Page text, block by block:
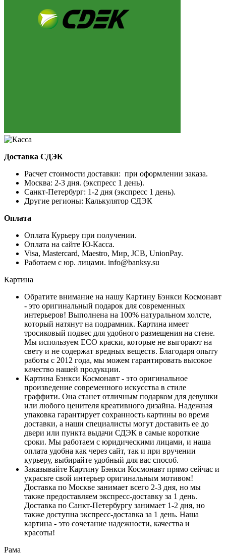
Доставка СДЭК
Расчет стоимости доставки: при оформлении заказа.
Москва: 2-3 дня. (экспресс 1 день).
Санкт-Петербург: 1-2 дня (экспресс 1 день).
Другие регионы: Калькулятор СДЭК
Оплата
Оплата Курьеру при получении.
Оплата на сайте Ю-Касса.
Visa, Mastercard, Maestro, Мир, JCB, UnionPay.
Работаем с юр. лицами. info@banksy.su
Картина
Обратите внимание на нашу Картину Бэнкси Космонавт
- это оригинальный подарок для современных
интерьеров! Выполнена на 100% натуральном холсте,
который натянут на подрамник. Картина имеет
тросиковый подвес для удобного размещения на стене.
Мы используем ECO краски, которые не выгорают на
свету и не содержат вредных веществ. Благодаря опыту
работы с 2012 года, мы можем гарантировать высокое
качество нашей продукции.
Картина Бэнкси Космонавт - это оригинальное
произведение современного искусства в стиле
граффити. Она станет отличным подарком для девушки
или любого ценителя креативного дизайна. Надежная
упаковка гарантирует сохранность картины во время
доставки, а наши специалисты могут доставить ее до
двери или пункта выдачи СДЭК в самые короткие
сроки. Мы работаем с юридическими лицами, и наша
оплата удобна как через сайт, так и при вручении
курьеру, выбирайте удобный для вас способ.
Заказывайте Картину Бэнкси Космонавт прямо сейчас и
украсьте свой интерьер оригинальным мотивом!
Доставка по Москве занимает всего 2-3 дня, но мы
также предоставляем экспресс-доставку за 1 день.
Доставка по Санкт-Петербургу занимает 1-2 дня, но
также доступна экспресс-доставка за 1 день. Наша
картина - это сочетание надежности, качества и
красоты!
Рама